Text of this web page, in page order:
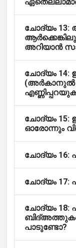
ചോദ്യം
അറിയാൻ
ചോദ്യം 14:
(അർകാനുൽ
ചോദ്യം 15:
ഓരോന്നും
ചോദ്യം
ചോദ്യം
ചോദ്യം 18:
പാടുണ്ടോ?